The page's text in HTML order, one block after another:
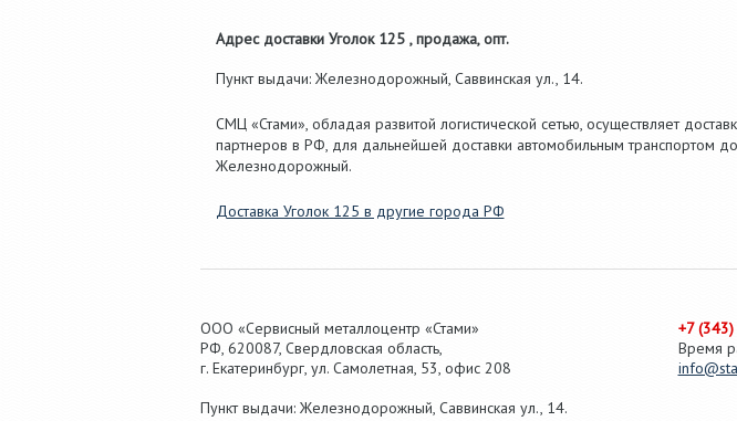
Адрес доставки Уголок 125 , продажа, опт.
Пункт выдачи: Железнодорожный, Саввинская ул., 14.
СМЦ «Стами», обладая развитой логистической сетью, осуществляет
партнеров в РФ, для дальнейшей доставки автомобильным транспортом
Железнодорожный.
Доставка Уголок 125 в другие города РФ
ООО «Сервисный металлоцентр «Стами»
РФ, 620087, Свердловская область,
г. Екатеринбург, ул. Самолетная, 53, офис 208
Пункт выдачи: Железнодорожный, Саввинская ул., 14.
+7
Время